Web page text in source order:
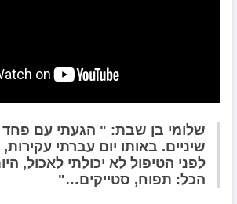
שלומי בן שבת: " הגעתי עם פחד
שיניים. באותו יום עברתי
לפני הטיפול לא יכולתי לאכול,
הכל: תפוח, סטייקים…"